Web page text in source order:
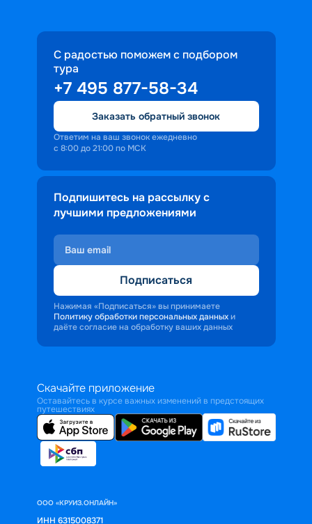
С радостью поможем с подбором
тура
+7 495 877-58-34
Заказать обратный звонок
Ответим на ваш звонок ежедневно
с 8:00 до 21:00 по МСК
Подпишитесь на рассылку с
лучшими предложениями
Подписаться
Нажимая «Подписаться» вы принимаете
Политику обработки персональных данных и
даёте согласие на обработку ваших данных
Скачайте приложение
Оставайтесь в курсе важных изменений в предстоящих
путешествиях
ООО «КРУИЗ.ОНЛАЙН»
ИНН 6315008371